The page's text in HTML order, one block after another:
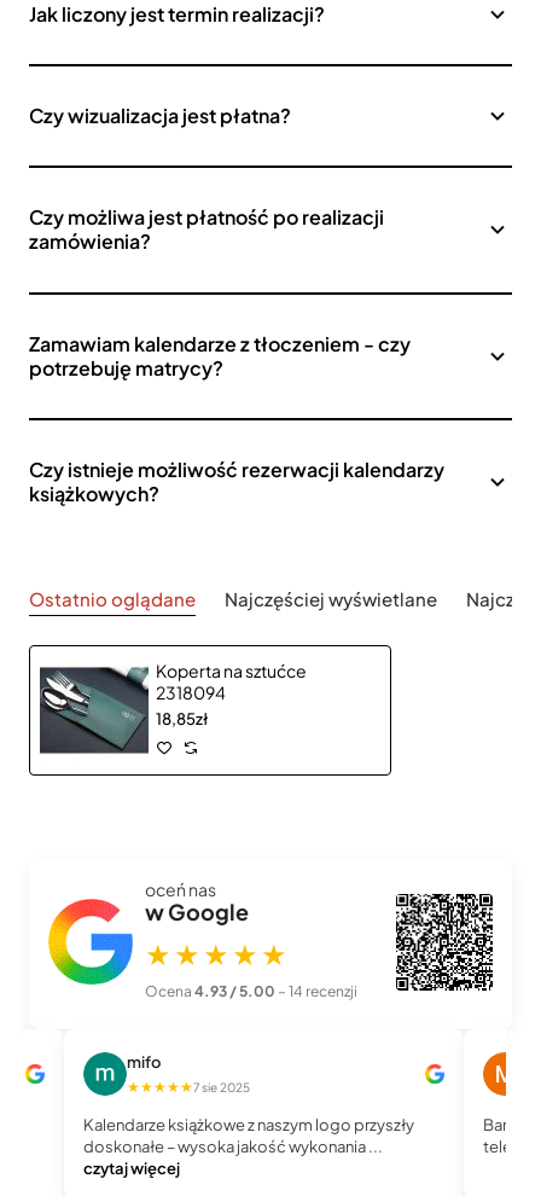
Jak liczony jest termin realizacji?
Czy wizualizacja jest płatna?
Czy możliwa jest płatność po realizacji
zamówienia?
Zamawiam kalendarze z tłoczeniem - czy
potrzebuję matrycy?
Czy istnieje możliwość rezerwacji kalendarzy
książkowych?
Ostatnio oglądane Najczęściej wyświetlane
Koperta na sztućce
2318094
18,85zł
oceń nas
w Google
★★★★★
Ocena 4.93 / 5.00 – 14 recenzji
mifo
★★★★★7 sie 2025
Kalendarze książkowe z naszym logo przyszły
doskonałe – wysoka jakość wykonania ...
czytaj więcej
Bardzo